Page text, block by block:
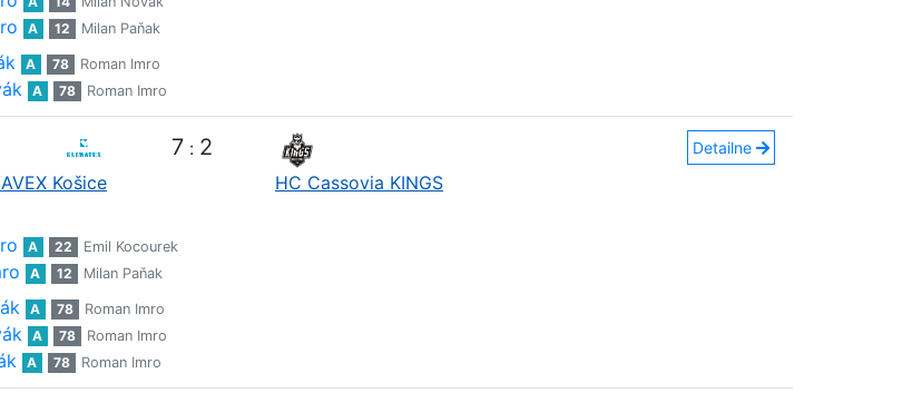
A 12 Milan Paňak
A 78
Roman Imro
A 78 Roman Imro
Košice
7 : 2
HC Cassovia KINGS
Detailne
A 22
Emil Kocourek
A 12 Milan Paňak
A 78
Roman Imro
A 78
Roman Imro
A 78 Roman Imro